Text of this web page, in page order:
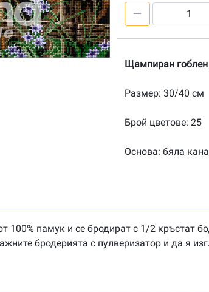
–
304076
Щампиран гоблен
Размер: 30/40 см
Брой цветове: 25
Основа: бяла
100% памук и се бродират с 1/2 кръстат
бродерията с пулверизатор и да я